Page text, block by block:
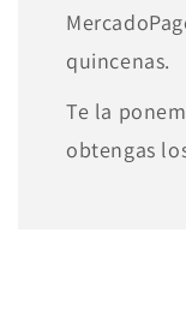
quincenas.
Te la
obtengas